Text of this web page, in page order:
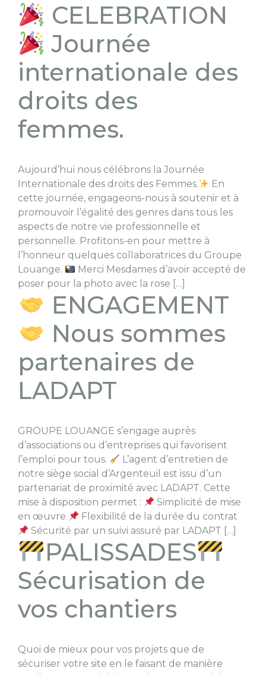
CELEBRATION
Journée
internationale des
droits des
femmes.
Aujourd’hui nous célébrons la Journée
Internationale des droits des Femmes.
En
cette journée, engageons-nous à soutenir et à
promouvoir l’égalité des genres dans tous les
aspects de notre vie professionnelle et
personnelle. Profitons-en pour mettre à
l’honneur quelques collaboratrices du Groupe
Louange.
Merci Mesdames d’avoir accepté de
poser pour la photo avec la rose […]
ENGAGEMENT
Nous sommes
partenaires de
LADAPT
GROUPE LOUANGE s’engage auprès
d’associations ou d’entreprises qui favorisent
l’emploi pour tous.
L’agent d’entretien de
notre siège social d’Argenteuil est issu d’un
partenariat de proximité avec LADAPT. Cette
mise à disposition permet :
Simplicité de mise
en œuvre
Flexibilité de la durée du contrat
Sécurité par un suivi assuré par LADAPT […]
PALISSADES
Sécurisation de
vos chantiers
Quoi de mieux pour vos projets que de
sécuriser votre site en le faisant de manière